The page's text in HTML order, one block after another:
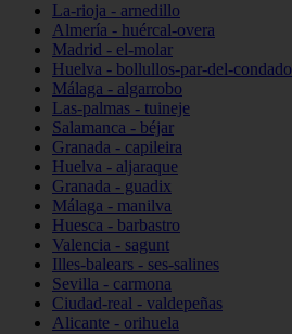
La-rioja - arnedillo
Almería - huércal-overa
Madrid - el-molar
Huelva - bollullos-par-del-condado
Málaga - algarrobo
Las-palmas - tuineje
Salamanca - béjar
Granada - capileira
Huelva - aljaraque
Granada - guadix
Málaga - manilva
Huesca - barbastro
Valencia - sagunt
Illes-balears - ses-salines
Sevilla - carmona
Ciudad-real - valdepeñas
Alicante - orihuela